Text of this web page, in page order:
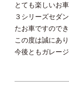
とても楽しいお車
３シリーズセダ
たお車ですので
この度は誠にあ
今後ともガレー